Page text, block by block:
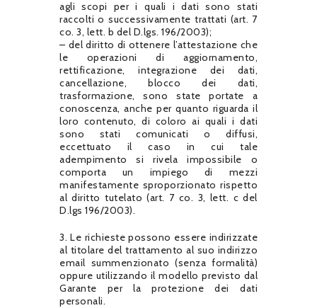
agli scopi per i quali i dati sono stati
raccolti o successivamente trattati (art. 7
co. 3, lett. b del D.lgs. 196/2003);
– del diritto di ottenere l’attestazione che
le operazioni di aggiornamento,
rettificazione, integrazione dei dati,
cancellazione, blocco dei dati,
trasformazione, sono state portate a
conoscenza, anche per quanto riguarda il
loro contenuto, di coloro ai quali i dati
sono stati comunicati o diffusi,
eccettuato il caso in cui tale
adempimento si rivela impossibile o
comporta un impiego di mezzi
manifestamente sproporzionato rispetto
al diritto tutelato (art. 7 co. 3, lett. c del
D.lgs 196/2003).
3. Le richieste possono essere indirizzate
al titolare del trattamento al suo indirizzo
email summenzionato (senza formalità)
oppure utilizzando il modello previsto dal
Garante per la protezione dei dati
personali.